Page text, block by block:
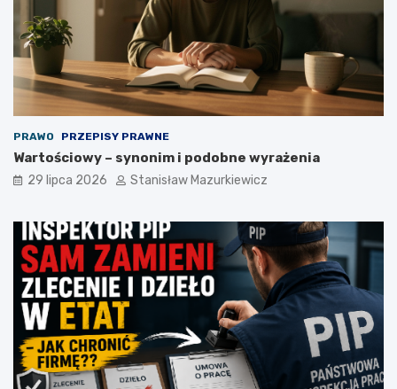
PRAWO PRZEPISY PRAWNE
Wartościowy – synonim i podobne wyrażenia
29 lipca 2026 Stanisław Mazurkiewicz